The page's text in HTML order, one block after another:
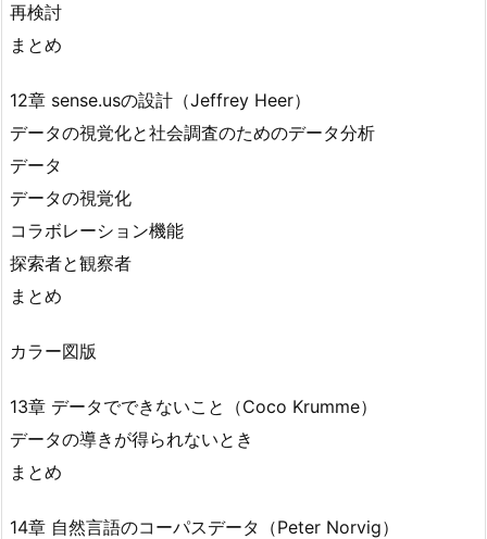
再検討
まとめ
12章 sense.usの設計（Jeffrey Heer）
データの視覚化と社会調査のためのデータ分析
データ
データの視覚化
コラボレーション機能
探索者と観察者
まとめ
カラー図版
13章 データでできないこと（Coco Krumme）
データの導きが得られないとき
まとめ
14章 自然言語のコーパスデータ（Peter Norvig）